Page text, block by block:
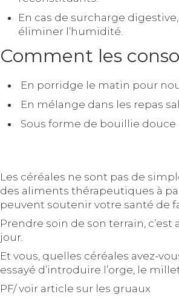
En cas de surcharge
éliminer l’humidité.
Comment les
En porridge le matin pour
En mélange dans les repas
Sous forme de bouillie
Les céréales ne sont pas de
des aliments thérapeutiques à
peuvent soutenir votre santé de
Prendre soin de son terrain,
jour.
Et vous, quelles céréales avez-
essayé d’introduire l’orge, le
PF/ voir article sur les gruaux